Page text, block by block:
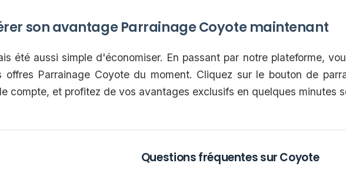
son avantage Parrainage Coyote maintenant
été aussi simple d'économiser. En passant par notre plateforme,
offres Parrainage Coyote du moment. Cliquez sur le bouton de
compte, et profitez de vos avantages exclusifs en quelques minutes
Questions fréquentes sur Coyote